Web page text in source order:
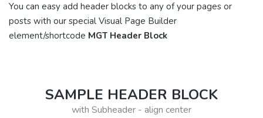
You can easy add header blocks to any of your pages or
posts with our special Visual Page Builder
element/shortcode MGT Header Block
SAMPLE HEADER BLOCK
with Subheader - align center